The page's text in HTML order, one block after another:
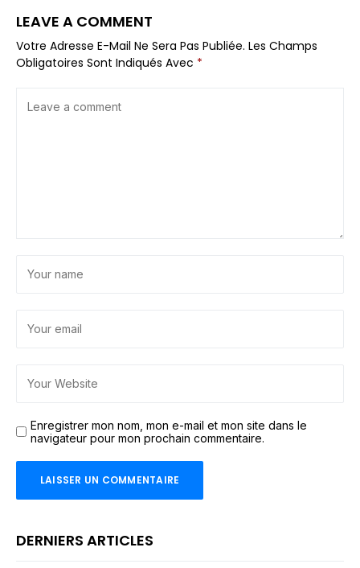
LEAVE A COMMENT
Votre Adresse E-Mail Ne Sera Pas Publiée. Les Champs
Obligatoires Sont Indiqués Avec *
Enregistrer mon nom, mon e-mail et mon site dans le
navigateur pour mon prochain commentaire.
DERNIERS ARTICLES